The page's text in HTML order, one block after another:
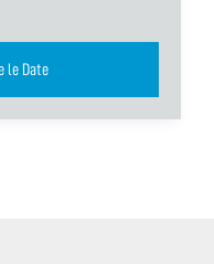
Vedi tutti i Dettagli e le Date